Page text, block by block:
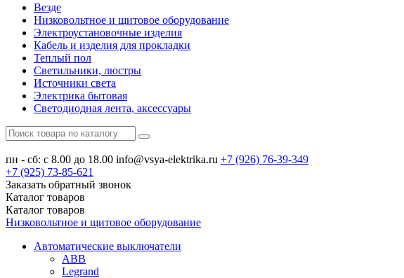
Везде
Низковольтное и щитовое оборудование
Электроустановочные изделия
Кабель и изделия для прокладки
Теплый пол
Светильники, люстры
Источники света
Электрика бытовая
Светодиодная лента, аксессуары
пн - сб: с 8.00 до 18.00 info@vsya-elektrika.ru +7 (926) 76-39-349
+7 (925) 73-85-621
Заказать обратный звонок
Каталог товаров
Каталог товаров
Низковольтное и щитовое оборудование
Автоматические выключатели
ABB
Legrand